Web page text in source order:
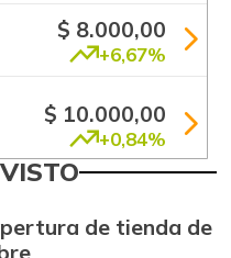
$ 8.000,00
+6,67%
$ 10.000,00
+0,84%
-13,15%
de tienda de